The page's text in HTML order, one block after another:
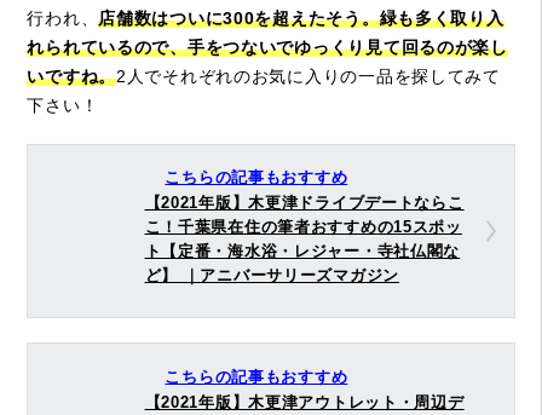
行われ、店舗数はついに300を超えたそう。緑も多く取り入
れられているので、手をつないでゆっくり見て回るのが楽し
いですね。2人でそれぞれのお気に入りの一品を探してみて
下さい！
こちらの記事もおすすめ
【2021年版】木更津ドライブデートならこ
こ！千葉県在住の筆者おすすめの15スポッ
ト【定番・海水浴・レジャー・寺社仏閣な
ど】 ｜アニバーサリーズマガジン
こちらの記事もおすすめ
【2021年版】木更津アウトレット・周辺デ